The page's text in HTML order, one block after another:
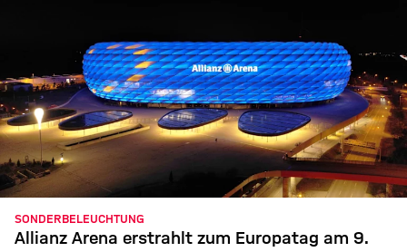
SONDERBELEUCHTUNG
Allianz Arena erstrahlt zum Europatag am 9.